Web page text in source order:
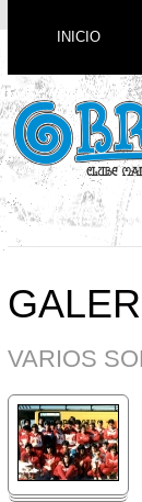
INICIO
VARIOS